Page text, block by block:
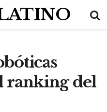
ranking del